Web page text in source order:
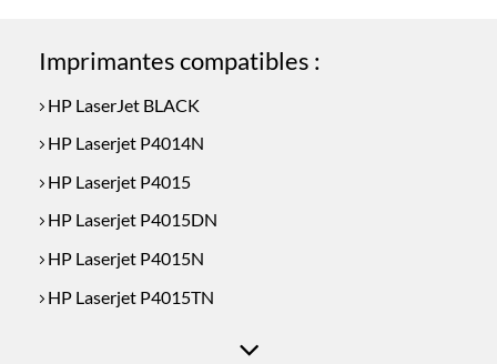
Imprimantes compatibles :
HP LaserJet BLACK
HP Laserjet P4014N
HP Laserjet P4015
HP Laserjet P4015DN
HP Laserjet P4015N
HP Laserjet P4015TN